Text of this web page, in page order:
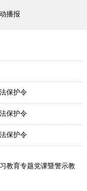
播报
保护令
保护令
保护令
教育专题党课暨警示教